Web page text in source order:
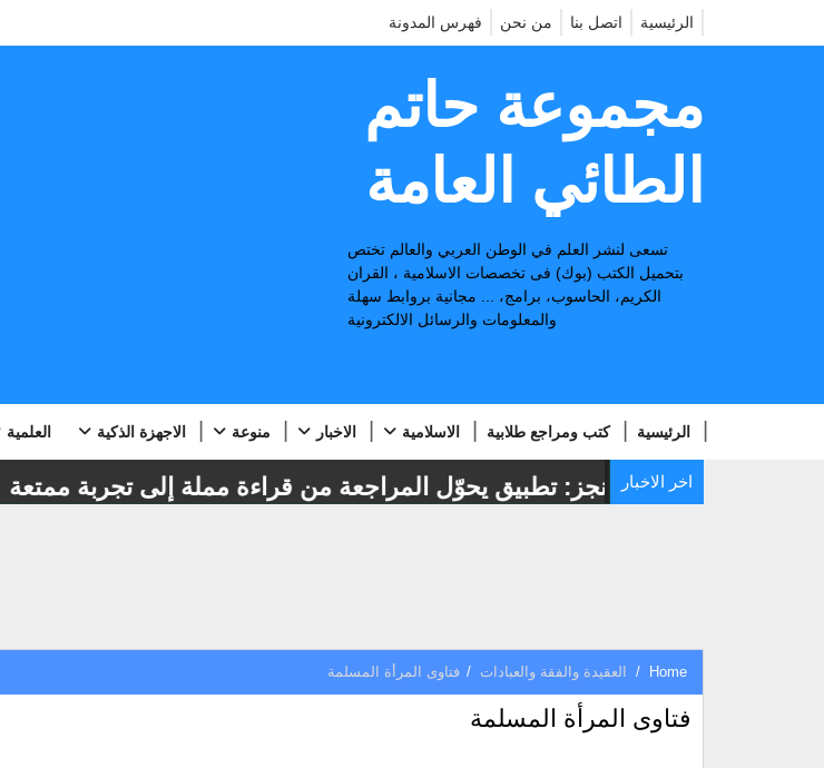
الرئيسية اتصل بنا من نحن فهرس المدونة
مجموعة حاتم
الطائي العامة
تسعى لنشر العلم في الوطن العربي والعالم تختص
بتحميل الكتب (بوك) فى تخصصات الاسلامية ، القران
الكريم، الحاسوب، برامج، ... مجانية بروابط سهلة
والمعلومات والرسائل الالكترونية
الرئيسية كتب ومراجع طلابية الاسلامية الاخبار منوعة الاجهزة الذكية العلمية
اخر الاخبار
📢 منجز: تطبيق يحوّل المراجعة من قراءة مملة إلى تجربة ممتعة 📢
Home
/ العقيدة والفقة والعبادات / فتاوى المرأة المسلمة
فتاوى المرأة المسلمة